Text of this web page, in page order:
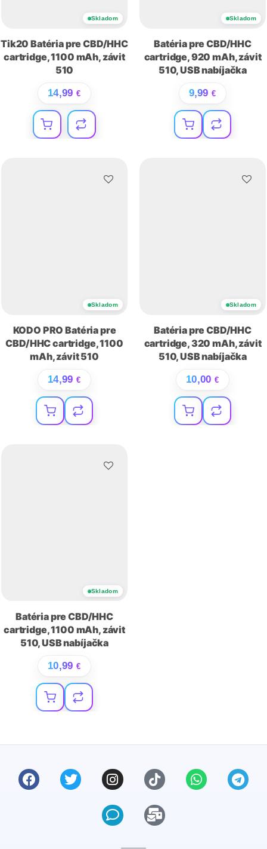
Skladom
Tik20 Batéria pre CBD/HHC
cartridge, 1100 mAh, závit
510
14,99 €
Skladom
Batéria pre CBD/HHC
cartridge, 920 mAh, závit
510, USB nabíjačka
9,99€
Skladom
KODO PRO Batéria pre
CBD/HHC cartridge, 1100
mAh, závit 510
14,99 €
Skladom
Batéria pre CBD/HHC
cartridge, 320 mAh, závit
510, USB nabíjačka
10,00 €
Skladom
Batéria pre CBD/HHC
cartridge, 1100 mAh, závit
510, USB nabíjačka
10,99 €